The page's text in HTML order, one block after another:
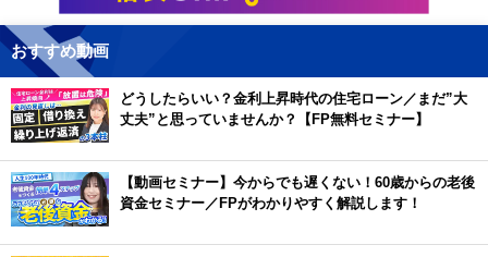
おすすめ動画
どうしたらいい？金利上昇時代の住宅ローン／まだ”大
丈夫”と思っていませんか？【FP無料セミナー】
【動画セミナー】今からでも遅くない！60歳からの老後
資金セミナー／FPがわかりやすく解説します！